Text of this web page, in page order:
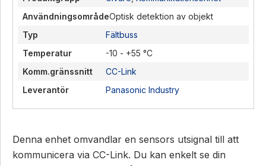
AnvändningsområdeOptisk detektion av objekt
Typ
Fältbuss
Temperatur
-10 - +55 °C
Komm.gränssnitt
CC-Link
Leverantör
Panasonic Industry
Denna enhet omvandlar en sensors utsignal till att
kommunicera via CC-Link. Du kan enkelt se din